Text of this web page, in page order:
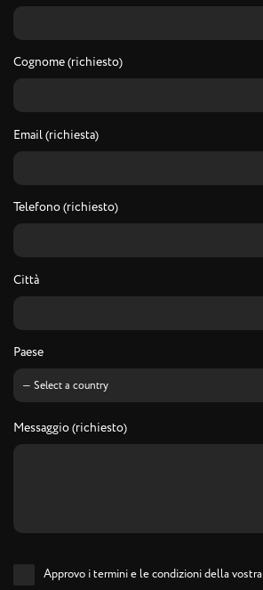
Cognome (richiesto)
Email (richiesta)
Telefono (richiesto)
Città
Paese
Messaggio (richiesto)
Approvo i termini e le condizioni della vostra